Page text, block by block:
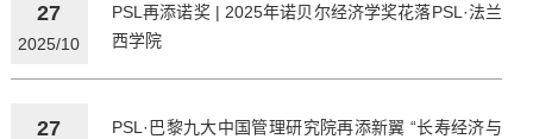
27
2025/10
PSL再添诺奖 | 2025年诺贝尔经济学奖花落PSL·法兰
西学院
27
PSL·巴黎九大中国管理研究院再添新翼 “长寿经济与